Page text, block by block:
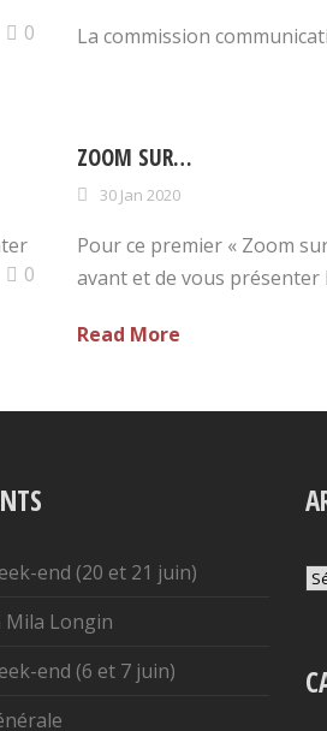
0 La commission
0
ZOOM SUR…
30 Jan 2020
Pour ce premier « Zoom
avant et de vous présenter
Read More
end (20 et 21 juin)
Mila Longin
end (6 et 7 juin)